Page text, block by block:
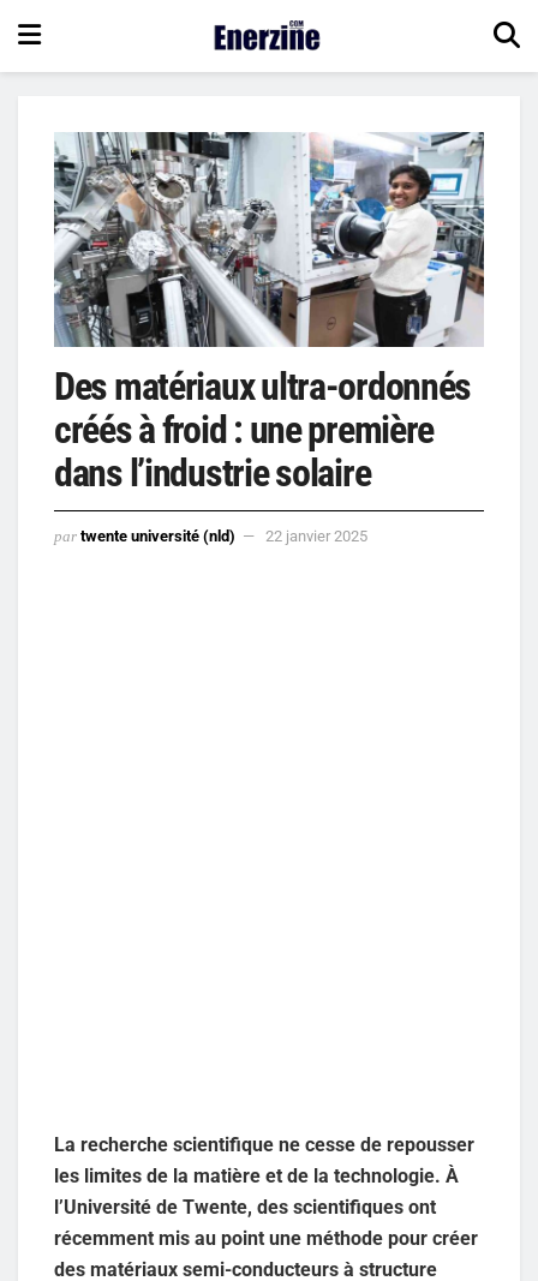
Des matériaux ultra-ordonnés
créés à froid : une première
dans l’industrie solaire
par twente université (nld) 22 janvier 2025
La recherche scientifique ne cesse de repousser
les limites de la matière et de la technologie. À
l’Université de Twente, des scientifiques ont
récemment mis au point une méthode pour créer
des matériaux semi-conducteurs à structure